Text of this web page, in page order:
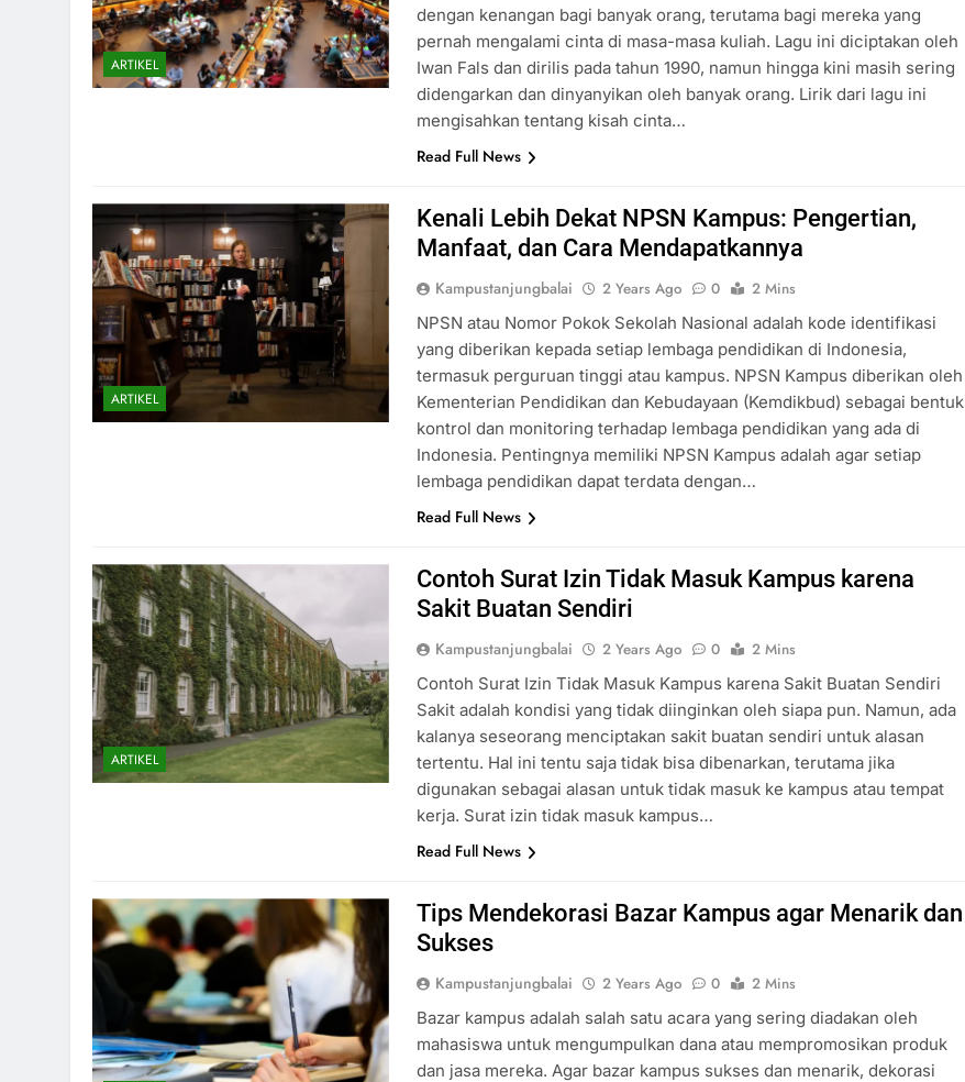
ARTIKEL
dengan kenangan bagi banyak orang, terutama bagi mereka yang
pernah mengalami cinta di masa-masa kuliah. Lagu ini diciptakan oleh
Iwan Fals dan dirilis pada tahun 1990, namun hingga kini masih sering
didengarkan dan dinyanyikan oleh banyak orang. Lirik dari lagu ini
mengisahkan tentang kisah cinta…
Read Full News
ARTIKEL
Kenali Lebih Dekat NPSN Kampus: Pengertian,
Manfaat, dan Cara Mendapatkannya
Kampustanjungbalai 2 Years Ago 0
2 Mins
NPSN atau Nomor Pokok Sekolah Nasional adalah kode identifikasi
yang diberikan kepada setiap lembaga pendidikan di Indonesia,
termasuk perguruan tinggi atau kampus. NPSN Kampus diberikan oleh
Kementerian Pendidikan dan Kebudayaan (Kemdikbud) sebagai bentuk
kontrol dan monitoring terhadap lembaga pendidikan yang ada di
Indonesia. Pentingnya memiliki NPSN Kampus adalah agar setiap
lembaga pendidikan dapat terdata dengan…
Read Full News
ARTIKEL
Contoh Surat Izin Tidak Masuk Kampus karena
Sakit Buatan Sendiri
Kampustanjungbalai 2 Years Ago 0
2 Mins
Contoh Surat Izin Tidak Masuk Kampus karena Sakit Buatan Sendiri
Sakit adalah kondisi yang tidak diinginkan oleh siapa pun. Namun, ada
kalanya seseorang menciptakan sakit buatan sendiri untuk alasan
tertentu. Hal ini tentu saja tidak bisa dibenarkan, terutama jika
digunakan sebagai alasan untuk tidak masuk ke kampus atau tempat
kerja. Surat izin tidak masuk kampus…
Read Full News
Tips Mendekorasi Bazar Kampus agar Menarik dan
Sukses
Kampustanjungbalai 2 Years Ago 0
2 Mins
Bazar kampus adalah salah satu acara yang sering diadakan oleh
mahasiswa untuk mengumpulkan dana atau mempromosikan produk
dan jasa mereka. Agar bazar kampus sukses dan menarik, dekorasi